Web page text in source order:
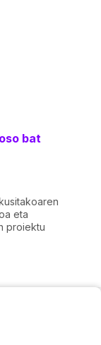
bat
eta
proiektu